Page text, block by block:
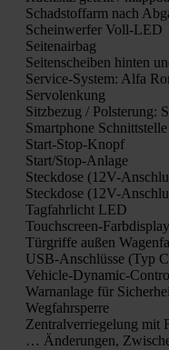
Schad­stoff­arm nach
Schein­wer­fer Voll-LED
Sei­ten­air­bag
Sei­ten­schei­ben hin­ten
Ser­vice-Sys­tem: Alfa
Ser­vo­len­kung
Sitz­be­zug / Pols­te­rung:
Smart­phone
Start-Stop-Knopf
Star­t/S­top-Anla­ge
Steck­do­se (12V-
Steck­do­se (12V-
Tag­fahr­licht LED
Touch­screen-
Tür­grif­fe außen
USB-Anschlüs­se (Typ
Vehic­le-Dyna­mic-
Warn­an­la­ge für
Weg­fahr­sper­re
Zen­tral­ver­rie­ge­lung mit
… Ände­run­gen,